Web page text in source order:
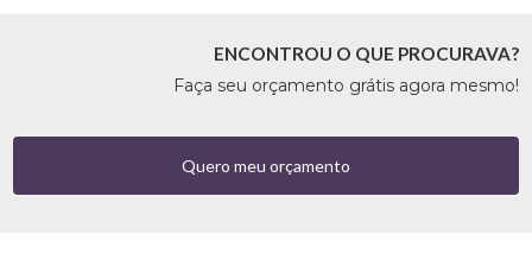
ENCONTROU O QUE PROCURAVA?
Faça seu orçamento grátis agora mesmo!
Quero meu orçamento